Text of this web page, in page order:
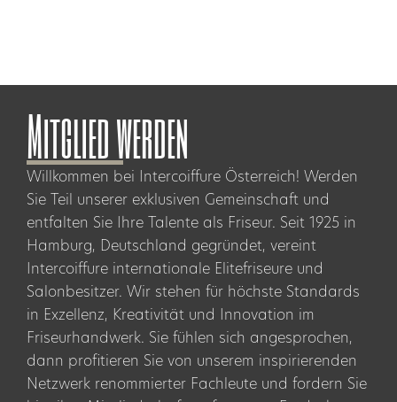
Mitglied werden
Willkommen bei Intercoiffure Österreich! Werden
Sie Teil unserer exklusiven Gemeinschaft und
entfalten Sie Ihre Talente als Friseur. Seit 1925 in
Hamburg, Deutschland gegründet, vereint
Intercoiffure internationale Elitefriseure und
Salonbesitzer. Wir stehen für höchste Standards
in Exzellenz, Kreativität und Innovation im
Friseurhandwerk. Sie fühlen sich angesprochen,
dann profitieren Sie von unserem inspirierenden
Netzwerk renommierter Fachleute und fordern Sie